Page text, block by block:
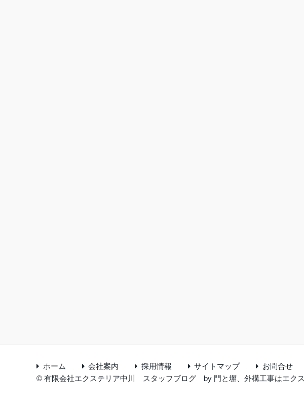
ホーム 会社案内 採用情報 サイトマップ
お問合せ
© 有限会社エクステリア中川 スタッフブログ by 門と塀、外構工事はエク